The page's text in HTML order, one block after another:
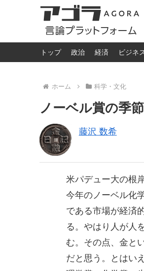
トップ 政治 経済 ビジネ
ホーム 科学・文化
ノーベル賞の季
藤沢 数希
米パデュー大の根
今年のノーベル化
である市場が経済
る。やはり人が人
む。その点、金と
だと思う。とはい